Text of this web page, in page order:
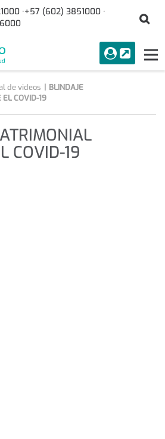
·+57 (602) 3851000 ·
menuAcceso
Buscar
de videos
BLINDAJE
EL COVID-19
COVID-19